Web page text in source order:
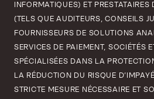
INFORMATIQUES) ET PRESTATAIRES
(TELS QUE AUDITEURS, CONSEILS
FOURNISSEURS DE SOLUTIONS
SERVICES DE PAIEMENT, SOCIÉTÉS
SPÉCIALISÉES DANS LA
LA RÉDUCTION DU RISQUE
STRICTE MESURE NÉCESSAIRE ET